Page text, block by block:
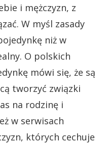
i mężczyzn, z
W myśl zasady
niż w
O polskich
mówi się, że są
tworzyć związki
na rodzinę i
w serwisach
których cechuje